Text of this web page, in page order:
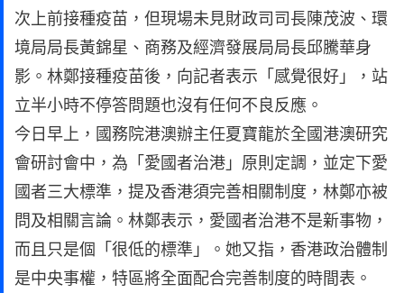
次上前接種疫苗，但現場未見財政司司長陳茂波、環
境局局長黃錦星、商務及經濟發展局局長邱騰華身
影。林鄭接種疫苗後，向記者表示「感覺很好」，站
立半小時不停答問題也沒有任何不良反應。
今日早上，國務院港澳辦主任夏寶龍於全國港澳研究
會研討會中，為「愛國者治港」原則定調，並定下愛
國者三大標準，提及香港須完善相關制度，林鄭亦被
問及相關言論。林鄭表示，愛國者治港不是新事物，
而且只是個「很低的標準」。她又指，香港政治體制
是中央事權，特區將全面配合完善制度的時間表。